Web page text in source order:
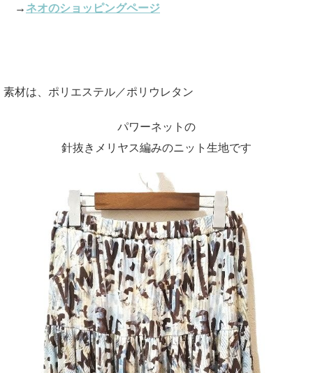
→ ネオのショッピングページ
素材は、ポリエステル／ポリウレタン
パワーネットの
針抜きメリヤス編みのニット生地です